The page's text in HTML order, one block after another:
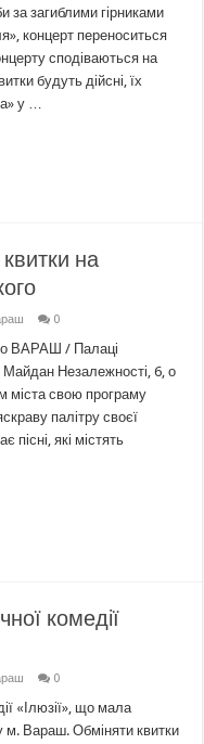
за загиблими гірниками
концерт переноситься
сподіваються на
будуть дійсні, їх
у …
на
0
ВАРАШ / Палаці
Незалежності, 6, о
міста свою програму
палітру своєї
пісні, які містять
комедії
0
«Ілюзії», що мала
м. Вараш. Обміняти квитки